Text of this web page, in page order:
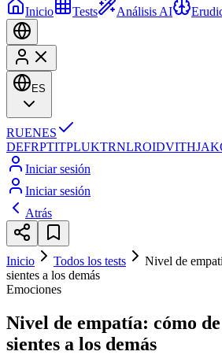
Inicio
Tests Análisis AI
ES
RUENES
DEFRPTITPLUKTRNLROIDVITHJA
Iniciar sesión
Iniciar sesión
Atrás
Inicio Todos los tests
Nivel de
sientes a los demás
Emociones
Nivel de empatía: cómo
sientes a los demás